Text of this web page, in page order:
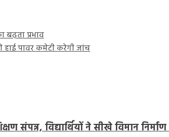
बढ़ता प्रभाव
हाई पावर कमेटी करेगी जांच
संपन्न, विद्यार्थियों ने सीखे विमान